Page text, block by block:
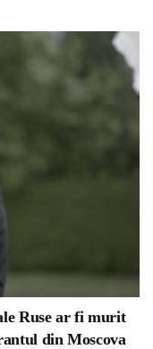
Ruse ar fi murit
din Moscova